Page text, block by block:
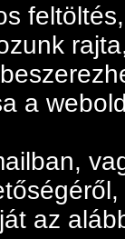
a
az